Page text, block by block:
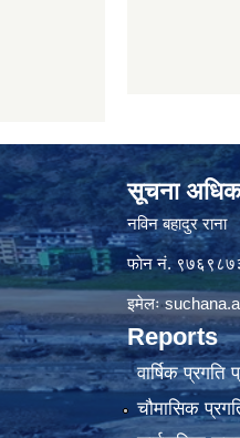
सूचना
नविन बहादुर राना
फाेन नं.
इमेलः
Reports
वार्षिक प्रगति
चौमासिक